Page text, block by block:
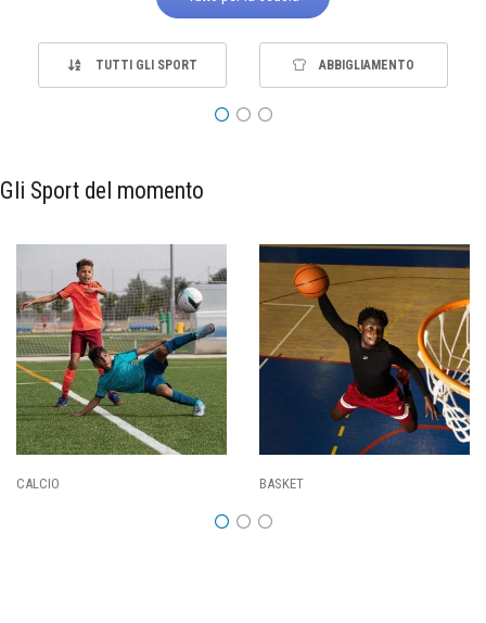
TUTTI GLI SPORT ABBIGLIAMENTO
Gli Sport del momento
PALLAVOLO RUGBY